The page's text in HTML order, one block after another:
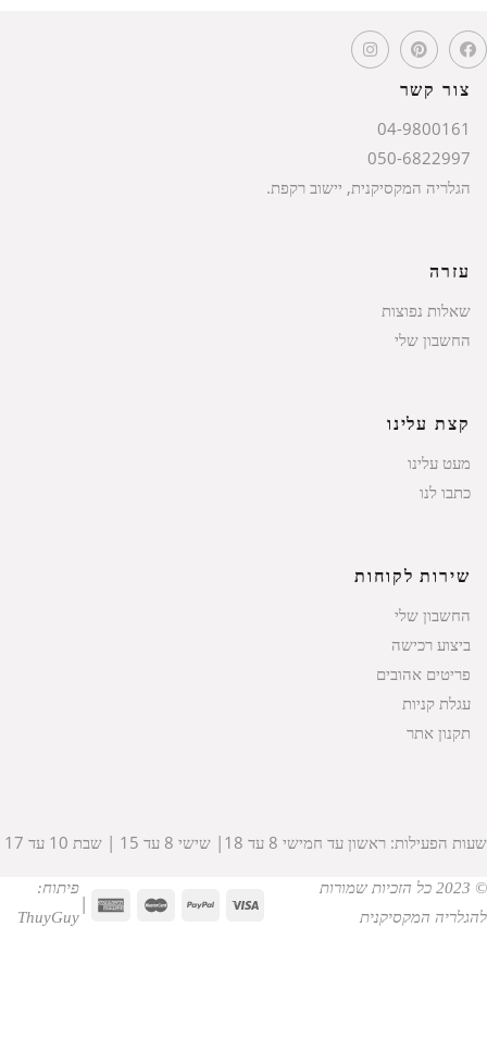
צור קשר
04-9800161
050-6822997
הגלריה המקסיקנית, יישוב רקפת.
עזרה
שאלות נפוצות
החשבון שלי
קצת עלינו
מעט עלינו
כתבו לנו
שירות לקוחות
החשבון שלי
ביצוע רכישה
פריטים אהובים
עגלת קניות
תקנון אתר
שעות הפעילות: ראשון עד חמישי 8 עד 18| שישי 8 עד 15 | שבת 10 עד 17
© 2023 כל הזכיות שמורות
להגלריה המקסיקנית
|
פיתוח:
ThuyGuy